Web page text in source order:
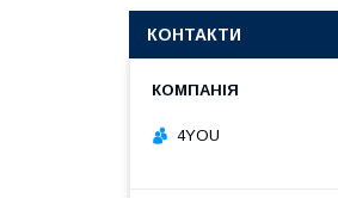
КОНТАКТИ
4YOU